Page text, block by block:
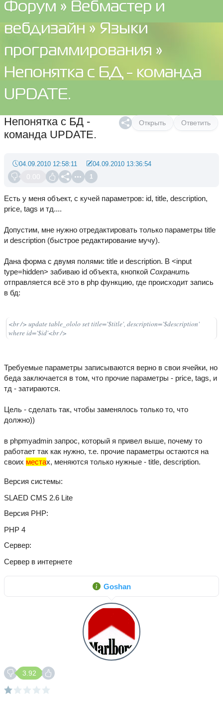
Форум » Вебмастер и
вебдизайн » Языки
программирования »
Непонятка с БД - команда
UPDATE.
Открыть Ответить
Непонятка с БД -
команда UPDATE.
0.00 1
04.09.2010 12:58:11 04.09.2010 13:36:54
Есть у меня объект, с кучей параметров: id, title, description,
price, tags и тд....
Допустим, мне нужно отредактировать только параметры title
и description (быстрое редактирование мучу).
Дана форма с двумя полями: title и description. В <input
type=hidden> забиваю id объекта, кнопкой Сохранить
отправляется всё это в php функцию, где происходит запись
в бд:
<br /> update table_ololo set title='$title', description='$description'
where id='$id'<br />
Требуемые параметры записываются верно в свои ячейки, но
беда заключается в том, что прочие параметры - price, tags, и
тд - затираются.
Цель - сделать так, чтобы заменялось только то, что
должно))
в phpmyadmin запрос, который я привел выше, почему то
работает так как нужно, т.е. прочие параметры остаются на
своих местах, меняются только нужные - title, description.
Версия системы
SLAED CMS 2.6 Lite
Версия PHP
PHP 4
Сервер
Сервер в интернете
Goshan
3.92